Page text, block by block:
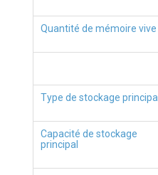
Quantité de mémoire vive
Type de stockage principal
Capacité de stockage
principal